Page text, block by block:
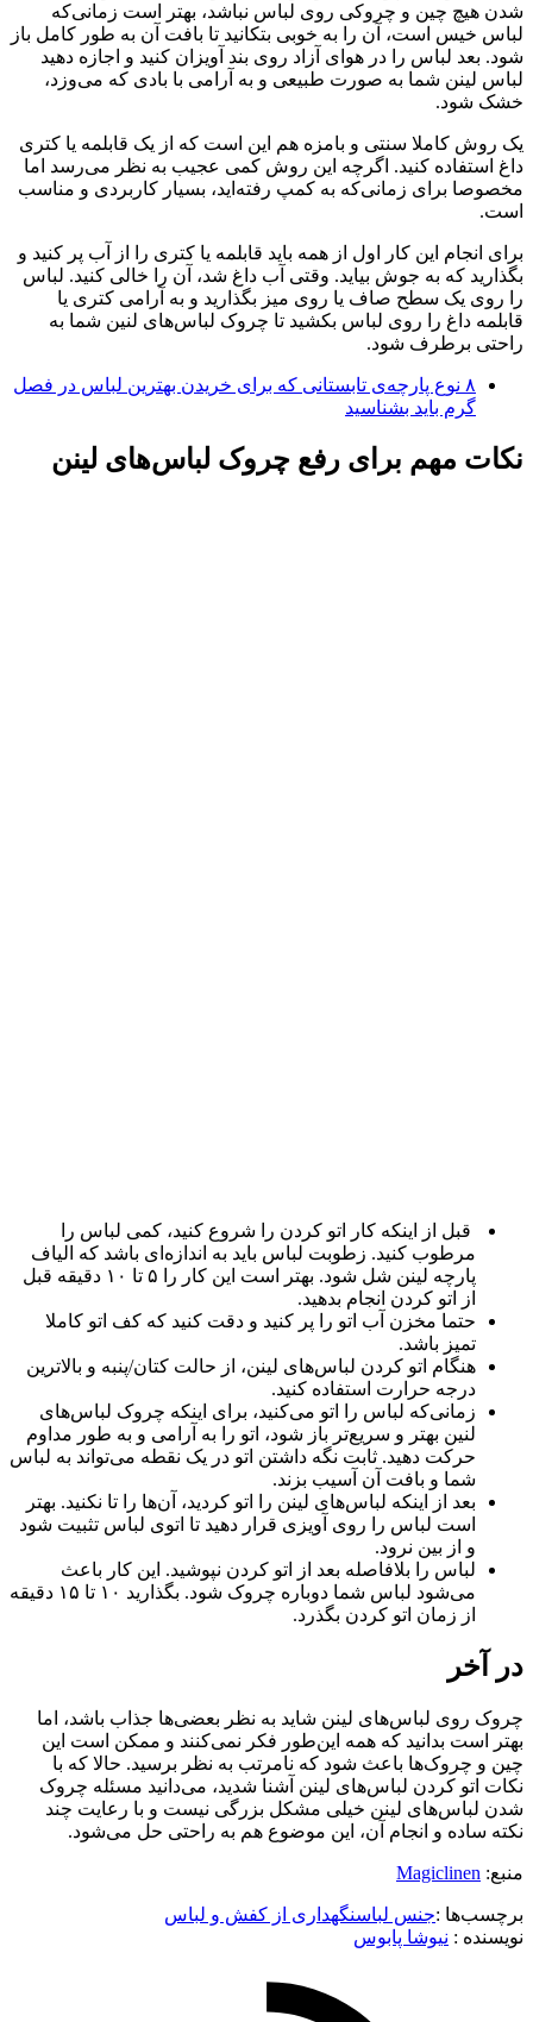
شدن هیچ چین و چروکی روی لباس‌ نباشد، بهتر است زمانی‌که
لباس خیس است، آن را به خوبی بتکانید تا بافت آن به طور کامل باز
شود. بعد لباس را در هوای آزاد روی بند آویزان کنید و اجازه دهید
لباس لینن شما به صورت طبیعی و به آرامی با بادی که می‌وزد،
خشک شود.
یک روش کاملا سنتی و بامزه هم این است که از یک قابلمه یا کتری
داغ استفاده کنید. اگرچه این روش کمی عجیب به نظر می‌رسد اما
مخصوصا برای زمانی‌که به کمپ رفته‌اید، بسیار کاربردی و مناسب
است.
برای انجام این کار اول از همه باید قابلمه یا کتری را از آب پر کنید و
بگذارید که به جوش بیاید. وقتی آب داغ شد، آن را خالی کنید. لباس
را روی یک سطح صاف یا روی میز بگذارید و به آرامی کتری یا
قابلمه داغ را روی لباس بکشید تا چروک لباس‌های لنین شما به
راحتی برطرف شود.
۸ نوع پارچه‌ی تابستانی که برای خریدن بهترین لباس در فصل
گرم باید بشناسید
نکات مهم برای رفع چروک لباس‌های لینن
قبل از اینکه کار اتو کردن را شروع کنید، کمی لباس را
مرطوب کنید. زطوبت لباس باید به اندازه‌ای باشد که الیاف
پارچه لینن شل شود. بهتر است این کار را ۵ تا ۱۰ دقیقه قبل
از اتو کردن انجام بدهید.
حتما مخزن آب اتو را پر کنید و دقت کنید که کف اتو کاملا
تمیز باشد.
هنگام اتو کردن لباس‌های لینن، از حالت کتان/پنبه و بالاترین
درجه حرارت استفاده کنید.
زمانی‌که لباس‌ را اتو می‌کنید، برای اینکه چروک لباس‌های
لنین بهتر و سریع‌تر باز شود، اتو را به آرامی و به طور مداوم
حرکت دهید. ثابت نگه داشتن اتو در یک نقطه می‌تواند به لباس
شما و بافت آن آسیب بزند.
بعد از اینکه لباس‌های لینن را اتو کردید، آن‌ها را تا نکنید. بهتر
است لباس را روی آویزی قرار دهید تا اتوی لباس تثبیت شود
و از بین نرود.
لباس را بلافاصله بعد از اتو کردن نپوشید. این کار باعث
می‌شود لباس شما دوباره چروک شود. بگذارید ۱۰ تا ۱۵ دقیقه
از زمان اتو کردن بگذرد.
در آخر
چروک روی لباس‌های لینن شاید به نظر بعضی‌ها جذاب باشد، اما
بهتر است بدانید که همه این‌طور فکر نمی‌کنند و ممکن است این
چین‌ و چروک‌ها باعث شود که نامرتب به نظر برسید. حالا که با
نکات اتو کردن لباس‌های لینن آشنا شدید، می‌دانید مسئله چروک
شدن لباس‌های لینن خیلی مشکل بزرگی نیست و با رعایت چند
نکته ساده و انجام آن، این موضوع هم به راحتی حل می‌شود.
منبع: Magiclinen
برچسب‌ها :جنس لباسنگهداری از کفش و لباس
نویسنده :‌ نیوشا پابوس